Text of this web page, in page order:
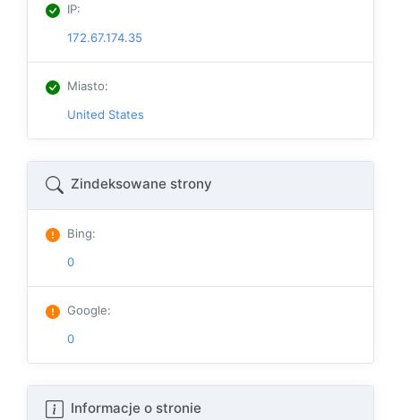
IP:
172.67.174.35
Miasto:
United States
Zindeksowane strony
Bing:
0
Google:
0
Informacje o stronie